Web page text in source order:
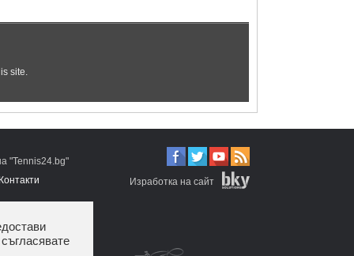
"Tennis24.bg"
Изработка на сайт